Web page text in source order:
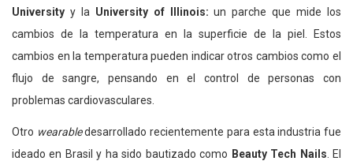
University y la University of Illinois: un parche que mide los
cambios de la temperatura en la superficie de la piel. Estos
cambios en la temperatura pueden indicar otros cambios como el
flujo de sangre, pensando en el control de personas con
problemas cardiovasculares.
Otro wearabledesarrollado recientemente para esta industria fue
ideado en Brasil y ha sido bautizado como Beauty Tech Nails . El